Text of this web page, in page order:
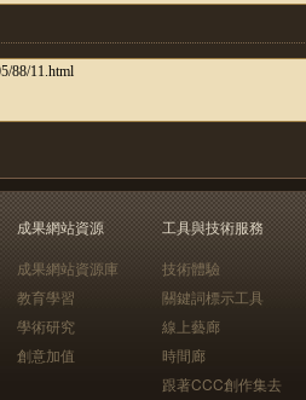
成果網站資源
成果網站資源庫
教育學習
學術研究
創意加值
工具與技術服務
技術體驗
關鍵詞標示工具
線上藝廊
時間廊
跟著CCC創作集去